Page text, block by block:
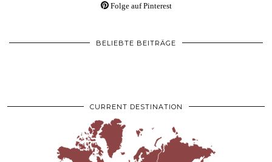
Folge auf Pinterest
BELIEBTE BEITRÄGE
CURRENT DESTINATION